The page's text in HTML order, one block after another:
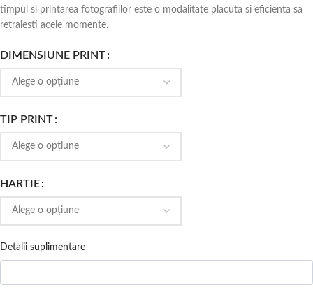
timpul si printarea fotografiilor este o modalitate placuta si eficienta sa
retraiesti acele momente.
DIMENSIUNE PRINT
TIP PRINT
HARTIE
Detalii suplimentare